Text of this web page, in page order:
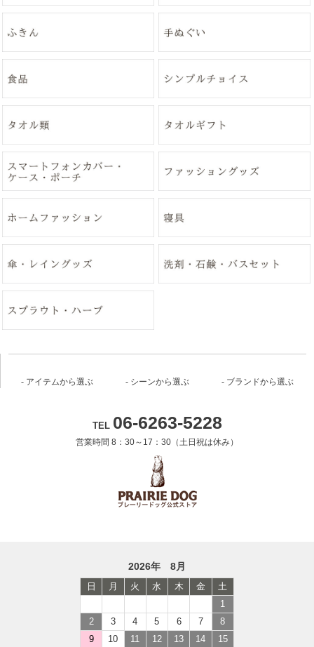
アイテムから選ぶ シーンから選ぶ ブランドから選ぶ
TEL 06-6263-5228
営業時間 8：30～17：30（土日祝は休み）
2026年 8月
日 月 火 水 木 金
土
1
2
3 4 5 6 7
8
9
10 11 12 13 14
15